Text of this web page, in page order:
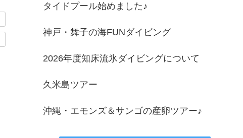
タイドプール始めました♪
神戸・舞子の海FUNダイビング
2026年度知床流氷ダイビングについて
久米島ツアー
沖縄・エモンズ＆サンゴの産卵ツアー♪